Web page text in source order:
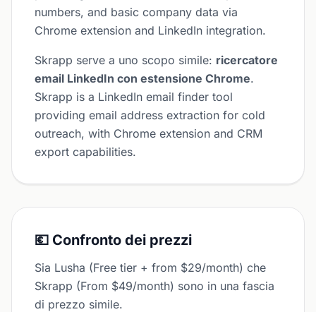
numbers, and basic company data via
Chrome extension and LinkedIn integration.
Skrapp serve a uno scopo simile: ricercatore
email LinkedIn con estensione Chrome.
Skrapp is a LinkedIn email finder tool
providing email address extraction for cold
outreach, with Chrome extension and CRM
export capabilities.
💶 Confronto dei prezzi
Sia Lusha (Free tier + from $29/month) che
Skrapp (From $49/month) sono in una fascia
di prezzo simile.